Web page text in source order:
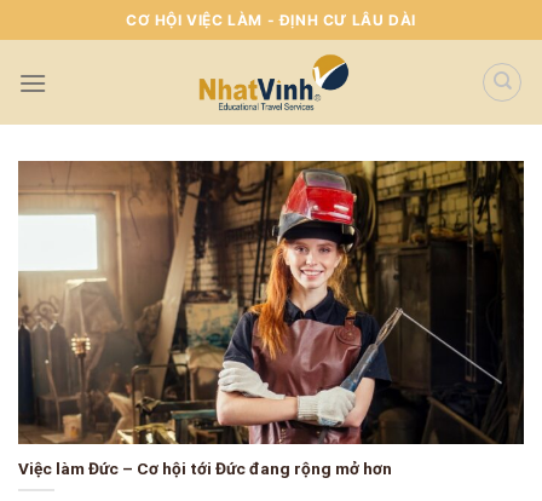
To
Content
CƠ HỘI VIỆC LÀM - ĐỊNH CƯ LÂU DÀI
Việc làm Đức – Cơ hội tới Đức đang rộng mở hơn